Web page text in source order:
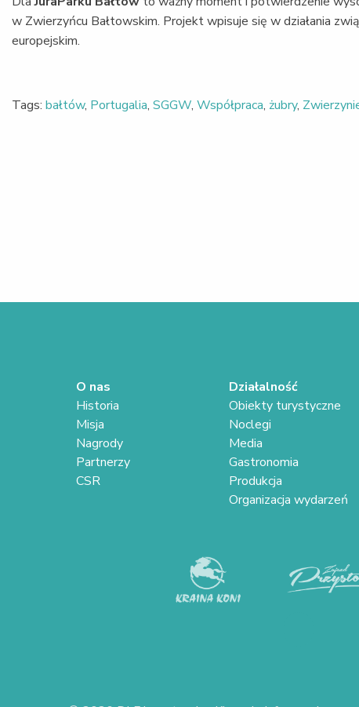
w Zwierzyńcu Bałtowskim. Projekt wpisuje się w działania
europejskim.
Tags: bałtów, Portugalia, SGGW, Współpraca, żubry,
O nas
Historia
Misja
Nagrody
Partnerzy
CSR
Działalność
Obiekty turystyczne
Noclegi
Media
Gastronomia
Produkcja
Organizacja wydarzeń